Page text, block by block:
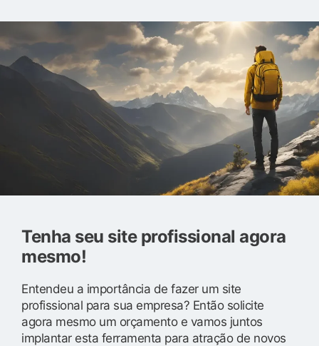
Tenha seu site profissional agora
mesmo!
Entendeu a importância de fazer um site
profissional para sua empresa? Então solicite
agora mesmo um orçamento e vamos juntos
implantar esta ferramenta para atração de novos